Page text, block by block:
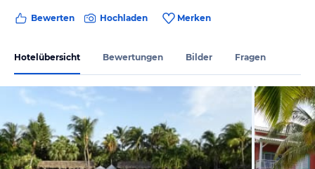
Bewerten Hochladen Merken
Hotelübersicht Bewertungen Bilder Fragen